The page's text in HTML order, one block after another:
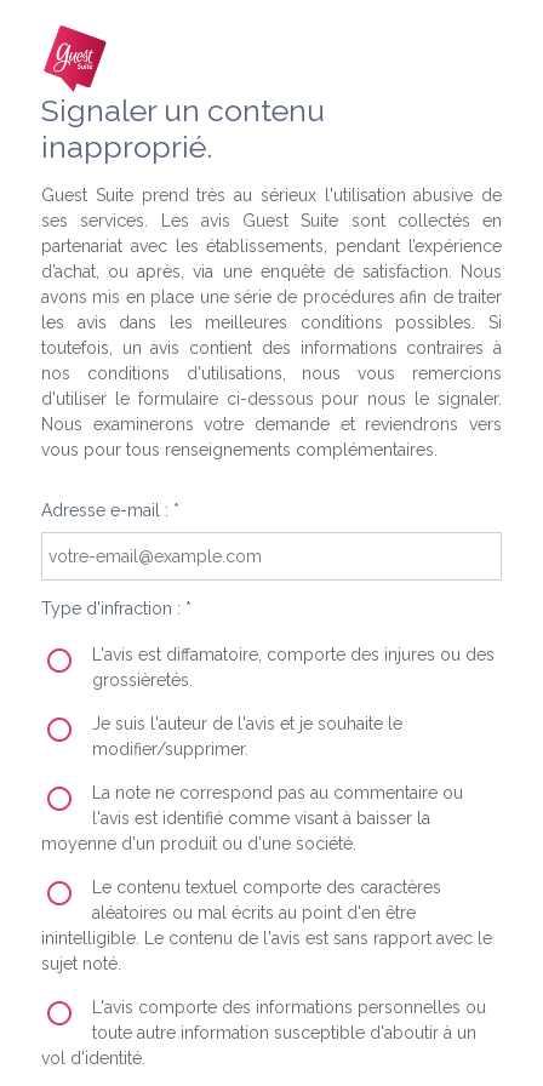
Signaler un contenu
inapproprié.
Guest Suite prend très au sérieux l'utilisation abusive de
ses services. Les avis Guest Suite sont collectés en
partenariat avec les établissements, pendant l’expérience
d’achat, ou après, via une enquête de satisfaction. Nous
avons mis en place une série de procédures afin de traiter
les avis dans les meilleures conditions possibles. Si
toutefois, un avis contient des informations contraires à
nos conditions d'utilisations, nous vous remercions
d'utiliser le formulaire ci-dessous pour nous le signaler.
Nous examinerons votre demande et reviendrons vers
vous pour tous renseignements complémentaires.
Adresse e-mail : *
Type d'infraction : *
L'avis est diffamatoire, comporte des injures ou des
grossièretés.
Je suis l'auteur de l'avis et je souhaite le
modifier/supprimer.
La note ne correspond pas au commentaire ou
l'avis est identifié comme visant à baisser la
moyenne d'un produit ou d'une société.
Le contenu textuel comporte des caractères
aléatoires ou mal écrits au point d'en être
inintelligible. Le contenu de l'avis est sans rapport avec le
sujet noté.
L'avis comporte des informations personnelles ou
toute autre information susceptible d'aboutir à un
vol d'identité.